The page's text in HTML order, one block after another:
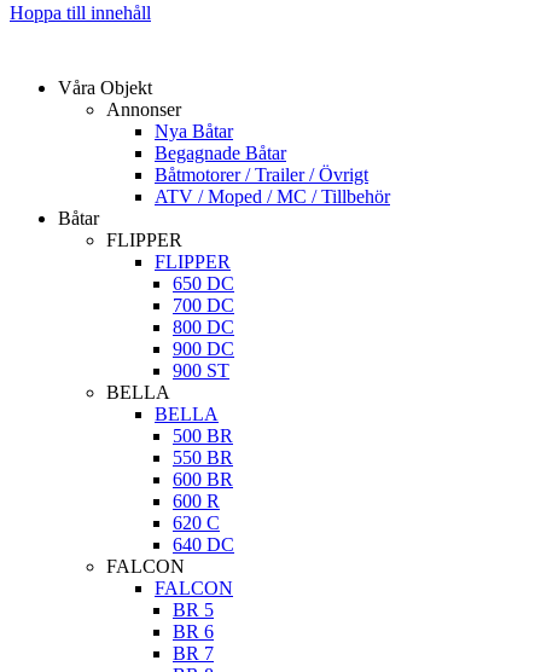
Hoppa till innehåll
Våra Objekt
Annonser
Nya Båtar
Begagnade Båtar
Båtmotorer / Trailer / Övrigt
ATV / Moped / MC / Tillbehör
Båtar
FLIPPER
FLIPPER
650 DC
700 DC
800 DC
900 DC
900 ST
BELLA
BELLA
500 BR
550 BR
600 BR
600 R
620 C
640 DC
FALCON
FALCON
BR 5
BR 6
BR 7